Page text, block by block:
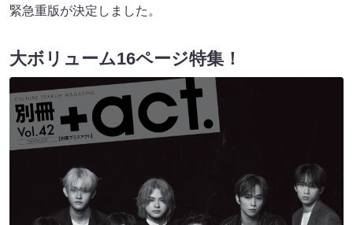
緊急重版が決定しました。
大ボリューム16ページ特集！